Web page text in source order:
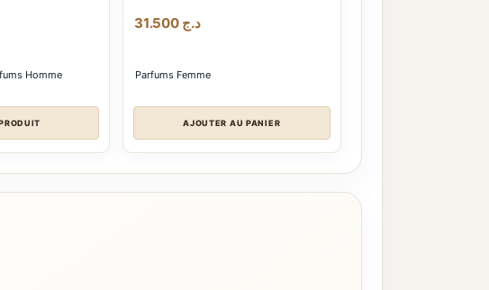
Homme
د.ج 31.500
Parfums Femme
AJOUTER AU PANIER